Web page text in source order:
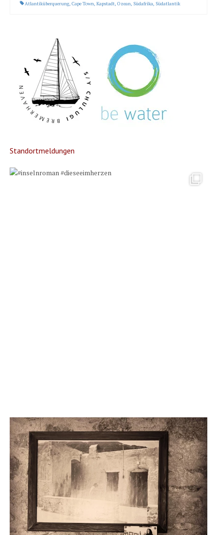
Atlantiküberquerung, Cape Town, Kapstadt, Ozean, Südafrika, Südatlantik
Standortmeldungen